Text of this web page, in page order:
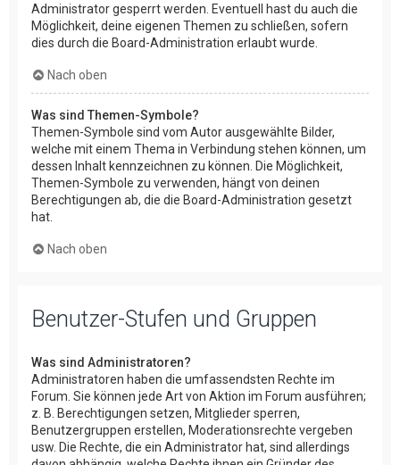
Administrator gesperrt werden. Eventuell hast du auch die
Möglichkeit, deine eigenen Themen zu schließen, sofern
dies durch die Board-Administration erlaubt wurde.
Nach oben
Was sind Themen-Symbole?
Themen-Symbole sind vom Autor ausgewählte Bilder,
welche mit einem Thema in Verbindung stehen können, um
dessen Inhalt kennzeichnen zu können. Die Möglichkeit,
Themen-Symbole zu verwenden, hängt von deinen
Berechtigungen ab, die die Board-Administration gesetzt
hat.
Nach oben
Benutzer-Stufen und Gruppen
Was sind Administratoren?
Administratoren haben die umfassendsten Rechte im
Forum. Sie können jede Art von Aktion im Forum ausführen;
z. B. Berechtigungen setzen, Mitglieder sperren,
Benutzergruppen erstellen, Moderationsrechte vergeben
usw. Die Rechte, die ein Administrator hat, sind allerdings